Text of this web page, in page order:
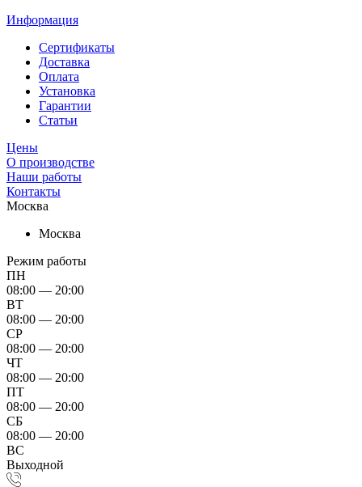
Информация
Сертификаты
Доставка
Оплата
Установка
Гарантии
Статьи
Цены
О производстве
Наши работы
Контакты
Москва
Москва
Режим работы
ПН
08:00 — 20:00
ВТ
08:00 — 20:00
СР
08:00 — 20:00
ЧТ
08:00 — 20:00
ПТ
08:00 — 20:00
СБ
08:00 — 20:00
ВС
Выходной